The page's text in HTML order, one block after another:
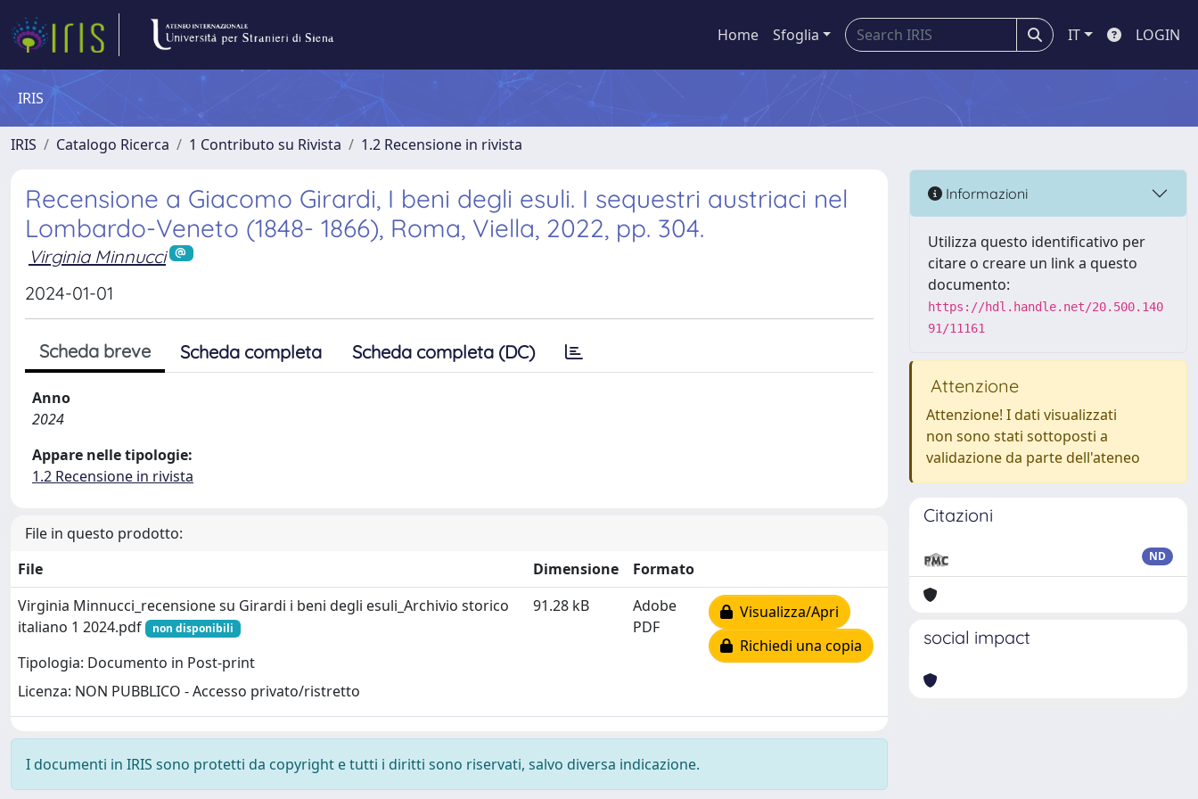
Home Sfoglia IT LOGIN
IRIS
IRIS Catalogo Ricerca 1 Contributo su Rivista 1.2 Recensione in rivista
Recensione a Giacomo Girardi, I beni degli esuli. I sequestri austriaci nel
Lombardo-Veneto (1848- 1866), Roma, Viella, 2022, pp. 304.
Virginia Minnucci
2024-01-01
Scheda breve Scheda completa Scheda completa (DC)
Anno
2024
Appare nelle tipologie:
1.2 Recensione in rivista
File in questo prodotto:
File
Dimensione
Formato
Virginia Minnucci_recensione su Girardi i beni degli esuli_Archivio storico
italiano 1 2024.pdf
non disponibili
Tipologia: Documento in Post-print
Licenza: NON PUBBLICO - Accesso privato/ristretto
91.28 kB
Adobe
PDF
Visualizza/Apri
Richiedi una copia
I documenti in IRIS sono protetti da copyright e tutti i diritti sono riservati, salvo diversa indicazione.
Informazioni
Utilizza questo identificativo per
citare o creare un link a questo
documento:
https://hdl.handle.net/20.500.140
91/11161
Attenzione
Attenzione! I dati visualizzati
non sono stati sottoposti a
validazione da parte dell'ateneo
Citazioni
ND
social impact